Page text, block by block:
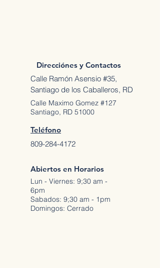
Direcciónes y Contactos
Calle Ramón Asensio #35,
Santiago de los Caballeros, RD
Calle Maximo Gomez #127
Santiago, RD 51000
Teléfono
809-284-4172
Abiertos en Horarios
Lun - Viernes: 9;30 am -
6pm
Sabados: 9;30 am - 1pm
Domingos: Cerrado